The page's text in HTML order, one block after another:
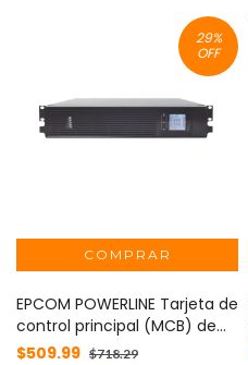
29%
OFF
EPCOM POWERLINE Tarjeta de
control principal (MCB) de
repuesto para UPS
$509.99 $718.29